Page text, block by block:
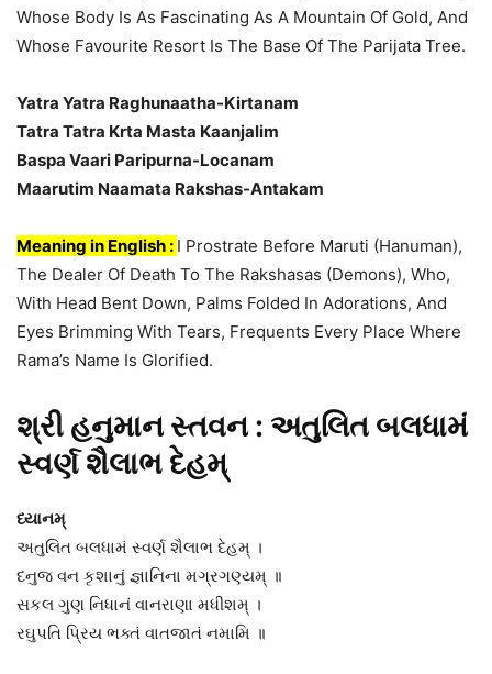
Whose Body Is As Fascinating As A Mountain Of Gold, And
Whose Favourite Resort Is The Base Of The Parijata Tree.
Yatra Yatra Raghunaatha-Kirtanam
Tatra Tatra Krta Masta Kaanjalim
Baspa Vaari Paripurna-Locanam
Maarutim Naamata Rakshas-Antakam
Meaning in English : I Prostrate Before Maruti (Hanuman),
The Dealer Of Death To The Rakshasas (Demons), Who,
With Head Bent Down, Palms Folded In Adorations, And
Eyes Brimming With Tears, Frequents Every Place Where
Rama’s Name Is Glorified.
શ્રી હનુમાન સ્તવન : અતુલિત બલધામં
સ્વર્ણ શૈલાભ દેહમ્
ધ્યાનમ્
અતુલિત બલધામં સ્વર્ણ શૈલાભ દેહમ્ ।
દનુજ વન કૃશાનું જ્ઞાનિના મગ્રગણ્યમ્ ॥
સકલ ગુણ નિધાનં વાનરાણા મધીશમ્ ।
રઘુપતિ પ્રિય ભક્તં વાતજાતં નમામિ ॥